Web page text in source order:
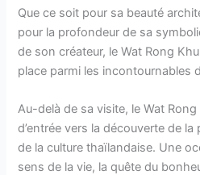
Que ce soit pour sa beauté
pour la profondeur de sa
de son créateur, le Wat Rong
place parmi les incontournables
Au-delà de sa visite, le Wat
d’entrée vers la découverte de
de la culture thaïlandaise. Une
sens de la vie, la quête du